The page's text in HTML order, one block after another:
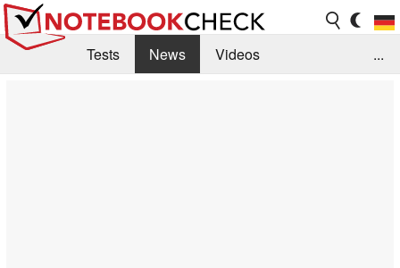
Tests News
Videos
...